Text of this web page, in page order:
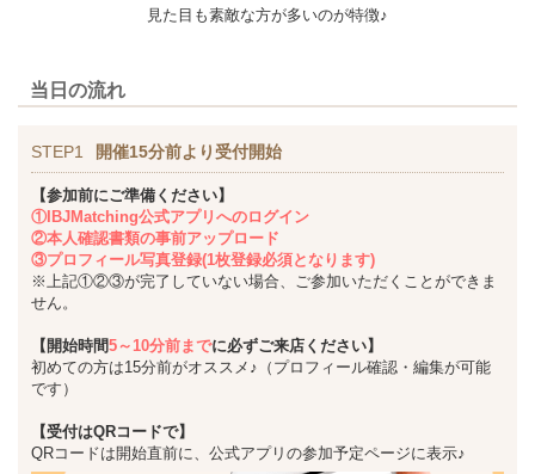
見た目も素敵な方が多いのが特徴♪
当日の流れ
STEP1 開催15分前より受付開始
【参加前にご準備ください】
①IBJMatching公式アプリへのログイン
②本人確認書類の事前アップロード
③プロフィール写真登録(1枚登録必須となります)
※上記①②③が完了していない場合、ご参加いただくことができま
せん。
【開始時間5～10分前までに必ずご来店ください】
初めての方は15分前がオススメ♪（プロフィール確認・編集が可能
です）
【受付はQRコードで】
QRコードは開始直前に、公式アプリの参加予定ページに表示♪